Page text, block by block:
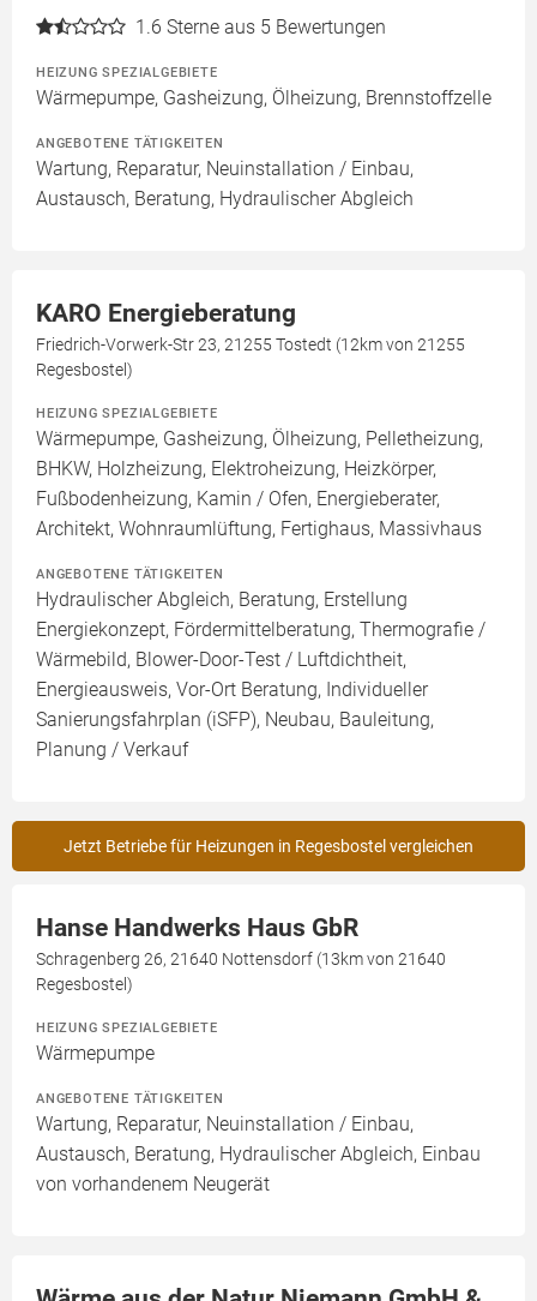
1.6 Sterne aus 5 Bewertungen
HEIZUNG SPEZIALGEBIETE
Wärmepumpe, Gasheizung, Ölheizung, Brennstoffzelle
ANGEBOTENE TÄTIGKEITEN
Wartung, Reparatur, Neuinstallation / Einbau,
Austausch, Beratung, Hydraulischer Abgleich
KARO Energieberatung
Friedrich-Vorwerk-Str 23, 21255 Tostedt (12km von 21255
Regesbostel)
HEIZUNG SPEZIALGEBIETE
Wärmepumpe, Gasheizung, Ölheizung, Pelletheizung,
BHKW, Holzheizung, Elektroheizung, Heizkörper,
Fußbodenheizung, Kamin / Ofen, Energieberater,
Architekt, Wohnraumlüftung, Fertighaus, Massivhaus
ANGEBOTENE TÄTIGKEITEN
Hydraulischer Abgleich, Beratung, Erstellung
Energiekonzept, Fördermittelberatung, Thermografie /
Wärmebild, Blower-Door-Test / Luftdichtheit,
Energieausweis, Vor-Ort Beratung, Individueller
Sanierungsfahrplan (iSFP), Neubau, Bauleitung,
Planung / Verkauf
Jetzt Betriebe für Heizungen in Regesbostel vergleichen
Hanse Handwerks Haus GbR
Schragenberg 26, 21640 Nottensdorf (13km von 21640
Regesbostel)
HEIZUNG SPEZIALGEBIETE
Wärmepumpe
ANGEBOTENE TÄTIGKEITEN
Wartung, Reparatur, Neuinstallation / Einbau,
Austausch, Beratung, Hydraulischer Abgleich, Einbau
von vorhandenem Neugerät